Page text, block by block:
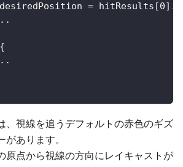
=
、視線を追うデフォルトの赤色のギズ
があります。
原点から視線の方向にレイキャストが